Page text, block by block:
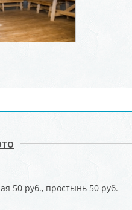
50 руб., простынь 50 руб.